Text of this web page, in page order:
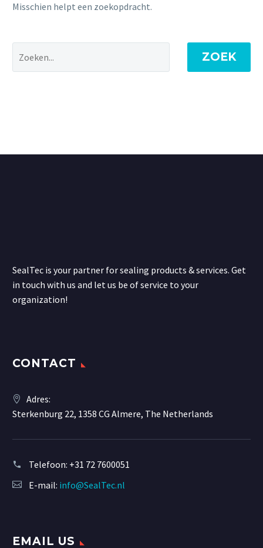
Misschien helpt een zoekopdracht.
ZOEK
SealTec is your partner for sealing products & services. Get
in touch with us and let us be of service to your
organization!
CONTACT
Adres:
Sterkenburg 22, 1358 CG Almere, The Netherlands
Telefoon: +31 72 7600051
E-mail: info@SealTec.nl
EMAIL US